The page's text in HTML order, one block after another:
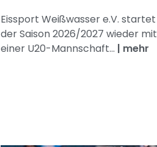
Eissport Weißwasser e.V.
der Saison 2026/2027 wieder mit
einer U20-Mannschaft... | mehr